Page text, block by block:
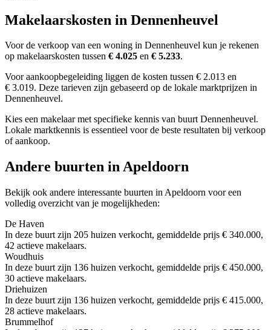
Makelaarskosten in Dennenheuvel
Voor de verkoop van een woning in Dennenheuvel kun je rekenen
op makelaarskosten tussen € 4.025 en € 5.233.
Voor aankoopbegeleiding liggen de kosten tussen € 2.013 en
€ 3.019. Deze tarieven zijn gebaseerd op de lokale marktprijzen in
Dennenheuvel.
Kies een makelaar met specifieke kennis van buurt Dennenheuvel.
Lokale marktkennis is essentieel voor de beste resultaten bij verkoop
of aankoop.
Andere buurten in Apeldoorn
Bekijk ook andere interessante buurten in Apeldoorn voor een
volledig overzicht van je mogelijkheden:
De Haven
In deze buurt zijn 205 huizen verkocht, gemiddelde prijs € 340.000,
42 actieve makelaars.
Woudhuis
In deze buurt zijn 136 huizen verkocht, gemiddelde prijs € 450.000,
30 actieve makelaars.
Driehuizen
In deze buurt zijn 136 huizen verkocht, gemiddelde prijs € 415.000,
28 actieve makelaars.
Brummelhof